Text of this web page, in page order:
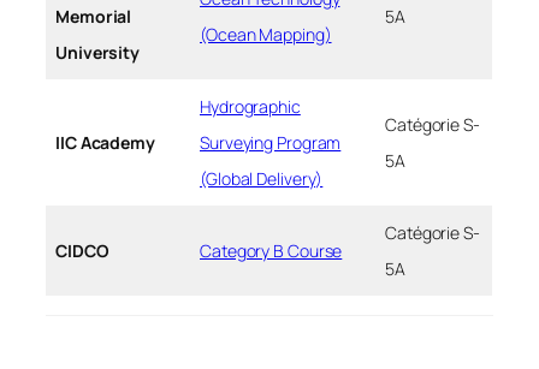
Memorial
University
(Ocean Mapping)
5A
IIC Academy
Hydrographic
Surveying Program
(Global Delivery)
Catégorie S-
5A
CIDCO Category B Course
Catégorie S-
5A